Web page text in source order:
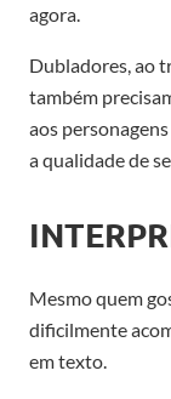
agora.
Dubladores, ao
também
aos
a qualidade de
Mesmo quem
dificilmente
em texto.